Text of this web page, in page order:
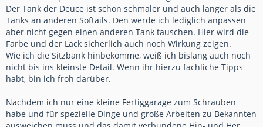
Der Tank der Deuce ist schon schmäler und auch länger als die
Tanks an anderen Softails. Den werde ich lediglich anpassen
aber nicht gegen einen anderen Tank tauschen. Hier wird die
Farbe und der Lack sicherlich auch noch Wirkung zeigen.
Wie ich die Sitzbank hinbekomme, weiß ich bislang auch noch
nicht bis ins kleinste Detail. Wenn ihr hierzu fachliche Tipps
habt, bin ich froh darüber.
Nachdem ich nur eine kleine Fertiggarage zum Schrauben
habe und für spezielle Dinge und große Arbeiten zu Bekannten